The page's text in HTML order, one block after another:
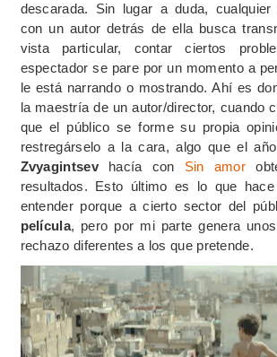
descarada. Sin lugar a duda, cualquier
con un autor detrás de ella busca
vista particular, contar ciertos
espectador se pare por un momento a
le está narrando o mostrando. Ahí es
la maestría de un autor/director, cuando
que el público se forme su propia
restregárselo a la cara, algo que el
Zvyagintsevhacía con Sin amor
resultados. Esto último es lo que
entender porque a cierto sector del
película, pero por mi parte genera
rechazo diferentes a los que pretende.